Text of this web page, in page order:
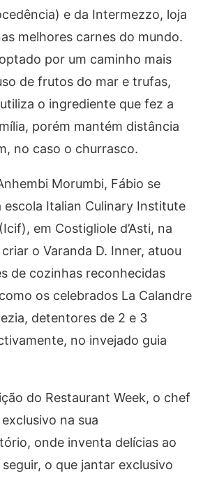
e da Intermezzo, loja
melhores carnes do mundo.
por um caminho mais
de frutos do mar e trufas,
o ingrediente que fez a
porém mantém distância
no caso o churrasco.
Morumbi, Fábio se
escola Italian Culinary Institute
em Costigliole d’Asti, na
o Varanda D. Inner, atuou
de cozinhas reconhecidas
os celebrados La Calandre
detentores de 2 e 3
no invejado guia
do Restaurant Week, o chef
na sua
onde inventa delícias ao
o que jantar exclusivo